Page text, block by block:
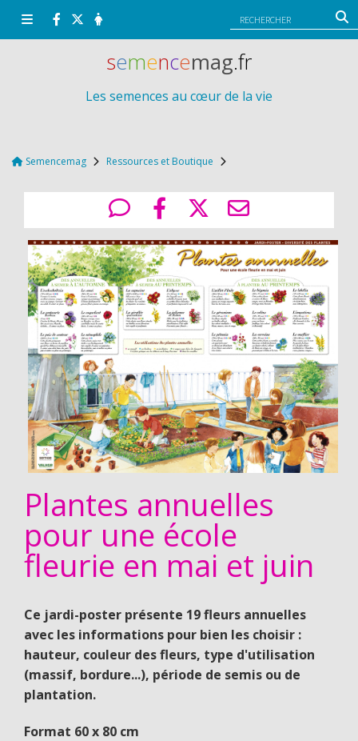
Semencemag Ressources et Boutique
Plantes annuelles
pour une école
fleurie en mai et juin
Ce jardi-poster présente 19 fleurs annuelles
avec les informations pour bien les choisir :
hauteur, couleur des fleurs, type d'utilisation
(massif, bordure...), période de semis ou de
plantation.
Format 60 x 80 cm
semencemag.fr
Les semences au cœur de la vie
Panneau de gestion des cookies